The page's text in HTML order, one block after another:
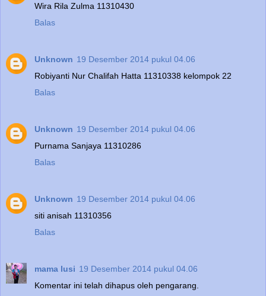
Wira Rila Zulma 11310430
Balas
Unknown 19 Desember 2014 pukul 04.06
Robiyanti Nur Chalifah Hatta 11310338 kelompok 22
Balas
Unknown 19 Desember 2014 pukul 04.06
Purnama Sanjaya 11310286
Balas
Unknown 19 Desember 2014 pukul 04.06
siti anisah 11310356
Balas
mama lusi 19 Desember 2014 pukul 04.06
Komentar ini telah dihapus oleh pengarang.